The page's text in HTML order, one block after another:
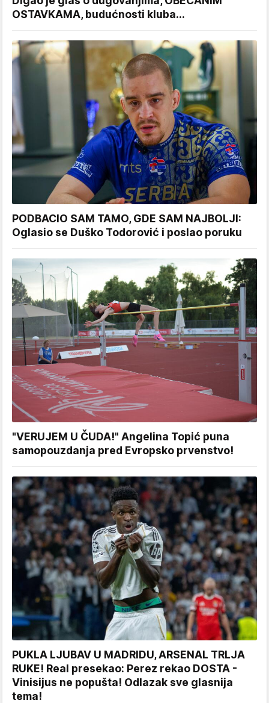
OSTAVKAMA, budućnosti kluba...
PODBACIO SAM TAMO, GDE SAM NAJBOLJI:
Oglasio se Duško Todorović i poslao poruku
"VERUJEM U ČUDA!" Angelina Topić puna
samopouzdanja pred Evropsko prvenstvo!
PUKLA LJUBAV U MADRIDU, ARSENAL TRLJA
RUKE! Real presekao: Perez rekao DOSTA -
Vinisijus ne popušta! Odlazak sve glasnija
tema!